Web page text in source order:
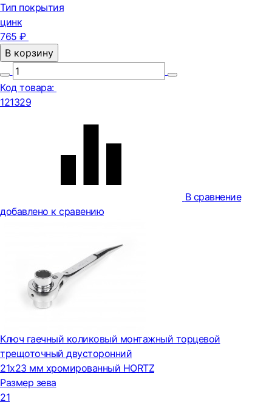
Тип покрытия
цинк
765 ₽
В корзину
Код товара:
121329
В сравнение
добавлено к сравению
Ключ гаечный коликовый монтажный торцевой
трещоточный двусторонний
21x23 мм хромированный HORTZ
Размер зева
21